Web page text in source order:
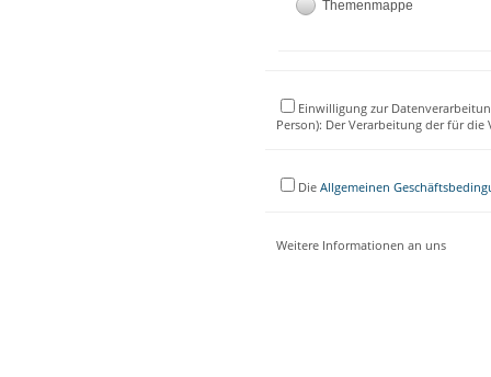
Themenmappe
Einwilligung zur
Person): Der Verarbeitung der für
Die Allgemeinen
Weitere Informationen an uns